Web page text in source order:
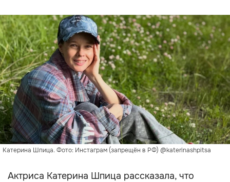
Катерина Шпица. Фото: Инстаграм (запрещён в РФ) @katerinashpitsa
Актриса Катерина Шпица рассказала, что